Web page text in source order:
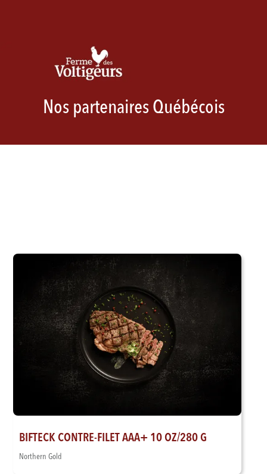
Nos partenaires Québécois
BIFTECK CONTRE-FILET AAA+ 10 OZ/280 G
Northern Gold